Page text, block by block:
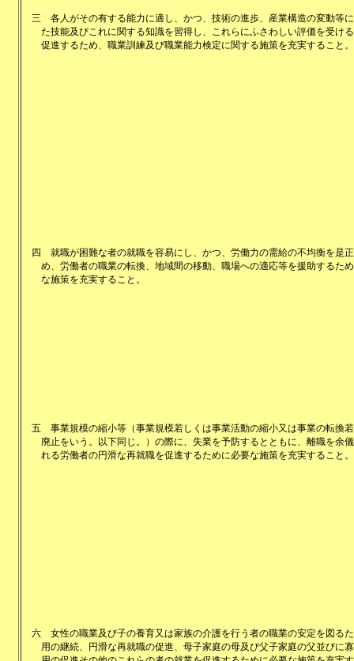
三
各人がその有する能力に適し、かつ、技術の進歩、産業構造の変動等
た技能及びこれに関する知識を習得し、これらにふさわしい評価を受け
促進するため、職業訓練及び職業能力検定に関する施策を充実すること。
四
就職が困難な者の就職を容易にし、かつ、労働力の需給の不均衡を是
め、労働者の職業の転換、地域間の移動、職場への適応等を援助するた
な施策を充実すること。
五
事業規模の縮小等（事業規模若しくは事業活動の縮小又は事業の転換
廃止をいう。以下同じ。）の際に、失業を予防するとともに、離職を余
れる労働者の円滑な再就職を促進するために必要な施策を充実すること。
六
女性の職業及び子の養育又は家族の介護を行う者の職業の安定を図る
用の継続、円滑な再就職の促進、母子家庭の母及び父子家庭の父並びに